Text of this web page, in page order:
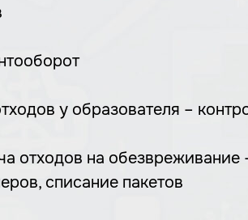
у образователя –
отходов на обезвреживание
списание пакетов